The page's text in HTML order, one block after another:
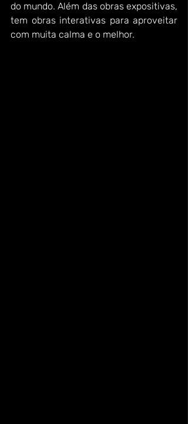
do mundo. Além das obras expositivas,
tem obras interativas para aproveitar
com muita calma e o melhor.